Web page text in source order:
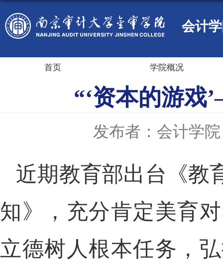
会计
首页 学院概况
“‘资本的游
发布者：会计学院
近期教育部出台《教
知》，充分肯定美育
立德树人根本任务，